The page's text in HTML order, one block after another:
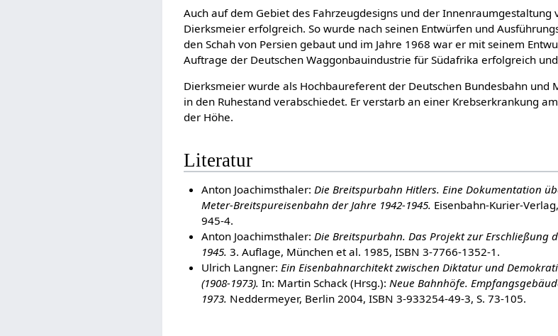
Auch auf dem Gebiet des Fahrzeugdesigns und der Innenraumgestaltung
Dierksmeier erfolgreich. So wurde nach seinen Entwürfen und
den Schah von Persien gebaut und im Jahre 1968 war er mit seinem
Auftrage der Deutschen Waggonbauindustrie für Südafrika erfolgreich
Dierksmeier wurde als Hochbaureferent der Deutschen Bundesbahn und
in den Ruhestand verabschiedet. Er verstarb an einer Krebserkrankung
der Höhe.
Literatur
Anton Joachimsthaler: Die Breitspurbahn Hitlers. Eine Dokumentation
Meter-Breitspureisenbahn der Jahre 1942-1945. Eisenbahn-Kurier-
945-4.
Anton Joachimsthaler: Die Breitspurbahn. Das Projekt zur Erschließung
1945. 3. Auflage, München et al. 1985, ISBN 3-7766-1352-1.
Ulrich Langner: Ein Eisenbahnarchitekt zwischen Diktatur und
(1908-1973). In: Martin Schack (Hrsg.): Neue Bahnhöfe.
1973. Neddermeyer, Berlin 2004, ISBN 3-933254-49-3, S. 73-105.